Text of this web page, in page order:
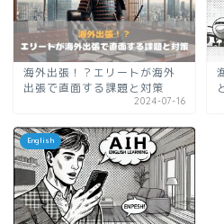
海外出張！？エリートが海外
出張で直面する課題と対策
2024-07-16
English